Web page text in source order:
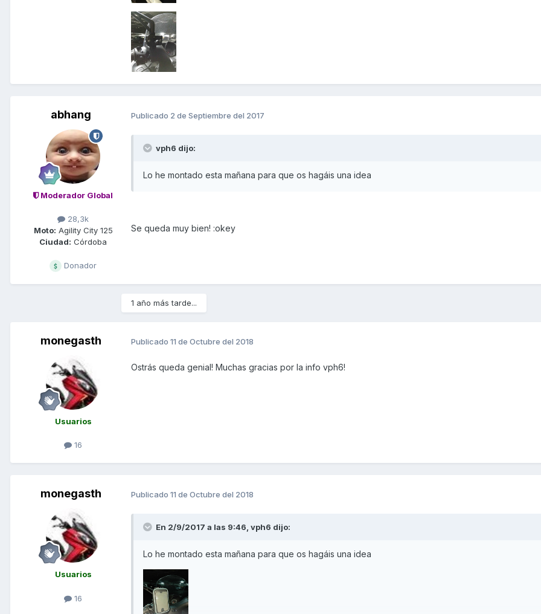
abhang
Moderador Global
28,3k
Moto: Agility City 125
Ciudad: Córdoba
Donador
Publicado 2 de Septiembre del 2017
vph6 dijo:
Lo he montado esta mañana para que os hagáis una idea
Se queda muy bien! :okey
1 año más tarde...
monegasth
Usuarios
16
Publicado 11 de Octubre del 2018
Ostrás queda genial! Muchas gracias por la info vph6!
monegasth
Usuarios
16
Publicado 11 de Octubre del 2018
En 2/9/2017 a las 9:46, vph6 dijo:
Lo he montado esta mañana para que os hagáis una idea